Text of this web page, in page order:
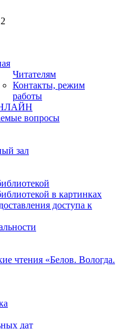
Читателям
Контакты, режим
работы
вопросы
зал
в картинках
доступа к
чтения «Белов. Вологда.
дат